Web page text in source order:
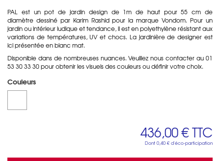
PAL est un pot de jardin design de 1m de haut pour 55 cm de
diamètre dessiné par Karim Rashid pour la marque Vondom. Pour un
jardin ou intérieur ludique et tendance, il est en polyethylène résistant aux
variations de températures, UV et chocs. La jardinière de designer est
ici présentée en blanc mat.
Disponible dans de nombreuses nuances. Veuillez nous contacter au 01
53 30 33 30 pour obtenir les visuels des couleurs ou définir votre choix.
Couleurs
436,00 €TTC
Dont 0,40 € d'éco-participation